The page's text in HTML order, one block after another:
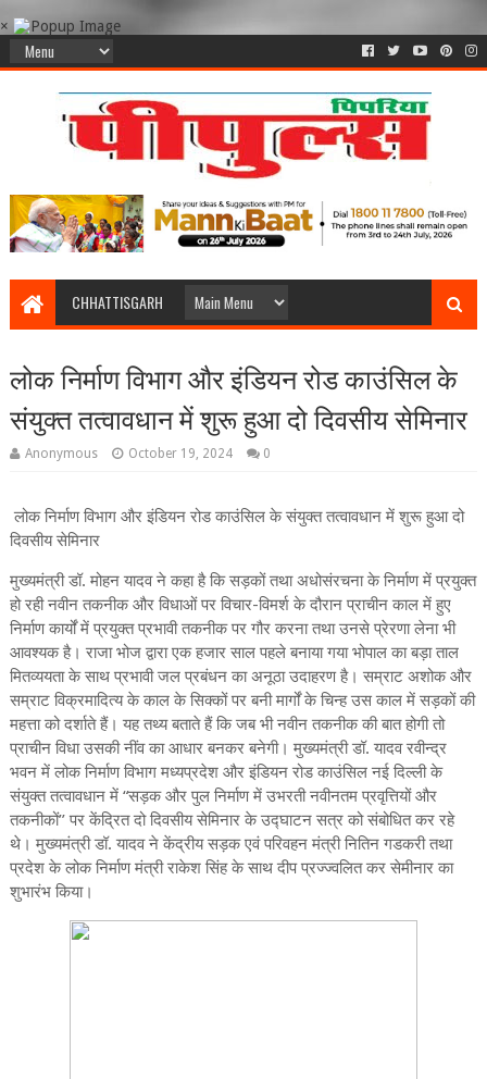
×
CHHATTISGARH
लोक निर्माण विभाग और इंडियन रोड काउंसिल के
संयुक्त तत्वावधान में शुरू हुआ दो दिवसीय सेमिनार
Anonymous October 19, 2024 0
लोक निर्माण विभाग और इंडियन रोड काउंसिल के संयुक्त तत्वावधान में शुरू हुआ दो
दिवसीय सेमिनार
मुख्यमंत्री डॉ. मोहन यादव ने कहा है कि सड़कों तथा अधोसंरचना के निर्माण में प्रयुक्त
हो रही नवीन तकनीक और विधाओं पर विचार-विमर्श के दौरान प्राचीन काल में हुए
निर्माण कार्यों में प्रयुक्त प्रभावी तकनीक पर गौर करना तथा उनसे प्रेरणा लेना भी
आवश्यक है। राजा भोज द्वारा एक हजार साल पहले बनाया गया भोपाल का बड़ा ताल
मितव्ययता के साथ प्रभावी जल प्रबंधन का अनूठा उदाहरण है। सम्राट अशोक और
सम्राट विक्रमादित्य के काल के सिक्कों पर बनी मार्गों के चिन्ह उस काल में सड़कों की
महत्ता को दर्शाते हैं। यह तथ्य बताते हैं कि जब भी नवीन तकनीक की बात होगी तो
प्राचीन विधा उसकी नींव का आधार बनकर बनेगी। मुख्यमंत्री डॉ. यादव रवीन्द्र
भवन में लोक निर्माण विभाग मध्यप्रदेश और इंडियन रोड काउंसिल नई दिल्ली के
संयुक्त तत्वावधान में “सड़क और पुल निर्माण में उभरती नवीनतम प्रवृत्तियों और
तकनीकों’’ पर केंद्रित दो दिवसीय सेमिनार के उद्घाटन सत्र को संबोधित कर रहे
थे। मुख्यमंत्री डॉ. यादव ने केंद्रीय सड़क एवं परिवहन मंत्री नितिन गडकरी तथा
प्रदेश के लोक निर्माण मंत्री राकेश सिंह के साथ दीप प्रज्ज्वलित कर सेमीनार का
शुभारंभ किया।